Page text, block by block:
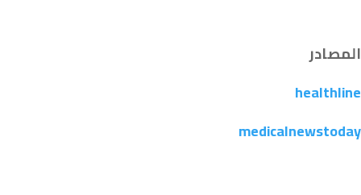
المصادر
healthline
medicalnewstoday